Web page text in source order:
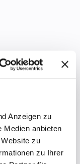
Anzeigen zu
Medien anbieten
zu
zu Ihrer
gibt
Million Views
die
optimal